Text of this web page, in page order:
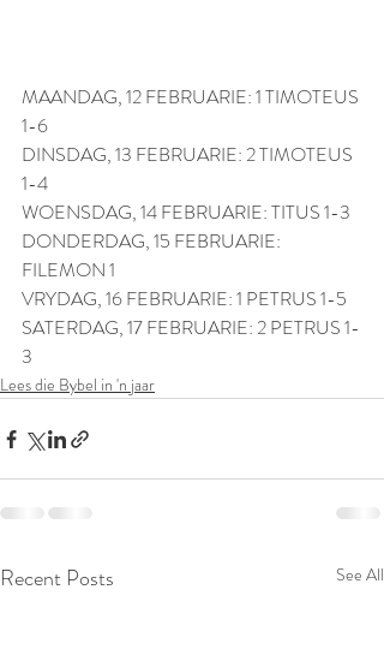
MAANDAG, 12 FEBRUARIE: 1 TIMOTEUS
1-6
DINSDAG, 13 FEBRUARIE: 2 TIMOTEUS
1-4
WOENSDAG, 14 FEBRUARIE: TITUS 1-3
DONDERDAG, 15 FEBRUARIE:
FILEMON 1
VRYDAG, 16 FEBRUARIE: 1 PETRUS 1-5
SATERDAG, 17 FEBRUARIE: 2 PETRUS 1-
3
Lees die Bybel in 'n jaar
Recent Posts See All